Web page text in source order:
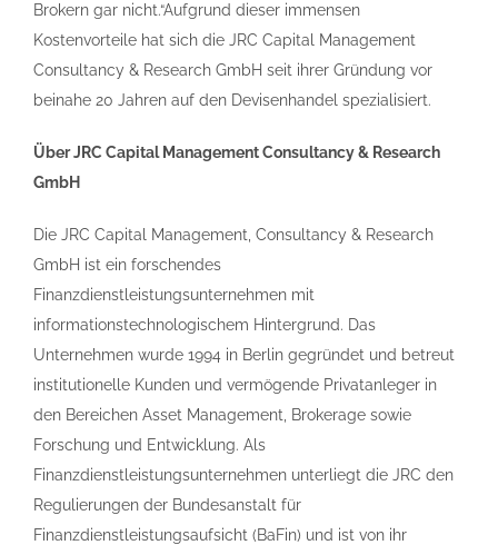
Brokern gar nicht.“Aufgrund dieser immensen
Kostenvorteile hat sich die JRC Capital Management
Consultancy & Research GmbH seit ihrer Gründung vor
beinahe 20 Jahren auf den Devisenhandel spezialisiert.
Über JRC Capital Management Consultancy & Research
GmbH
Die JRC Capital Management, Consultancy & Research
GmbH ist ein forschendes
Finanzdienstleistungsunternehmen mit
informationstechnologischem Hintergrund. Das
Unternehmen wurde 1994 in Berlin gegründet und betreut
institutionelle Kunden und vermögende Privatanleger in
den Bereichen Asset Management, Brokerage sowie
Forschung und Entwicklung. Als
Finanzdienstleistungsunternehmen unterliegt die JRC den
Regulierungen der Bundesanstalt für
Finanzdienstleistungsaufsicht (BaFin) und ist von ihr